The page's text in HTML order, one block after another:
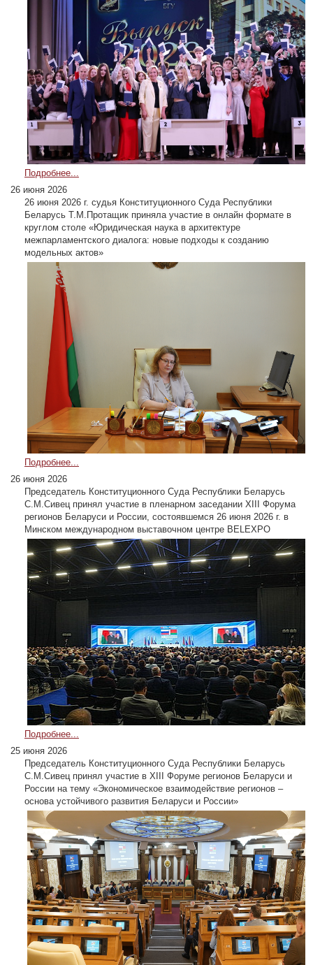
Подробнее...
26 июня 2026
26 июня 2026 г. судья Конституционного Суда Республики
Беларусь Т.М.Протащик приняла участие в онлайн формате в
круглом столе «Юридическая наука в архитектуре
межпарламентского диалога: новые подходы к созданию
модельных актов»
Подробнее...
26 июня 2026
Председатель Конституционного Суда Республики Беларусь
С.М.Сивец принял участие в пленарном заседании XIII Форума
регионов Беларуси и России, состоявшемся 26 июня 2026 г. в
Минском международном выставочном центре BELEXPO
Подробнее...
25 июня 2026
Председатель Конституционного Суда Республики Беларусь
С.М.Сивец принял участие в XIII Форуме регионов Беларуси и
России на тему «Экономическое взаимодействие регионов –
основа устойчивого развития Беларуси и России»